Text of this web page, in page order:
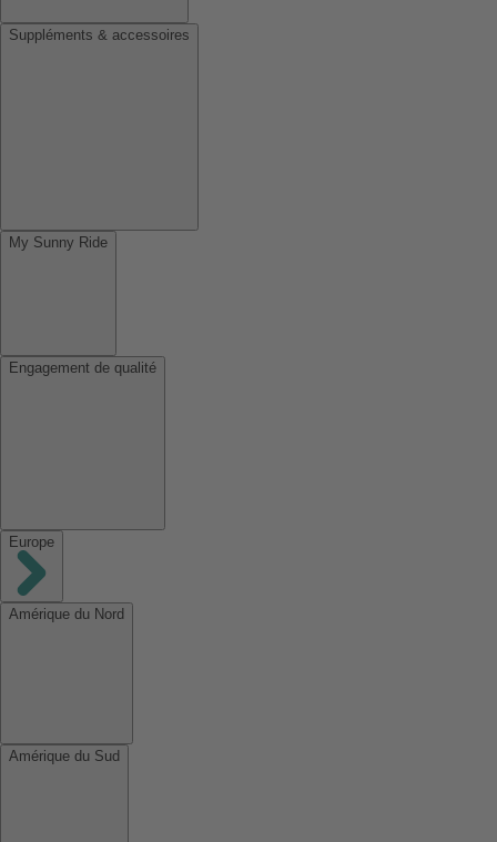
Suppléments & accessoires
My Sunny Ride
Engagement de qualité
Europe
Amérique du Nord
Amérique du Sud